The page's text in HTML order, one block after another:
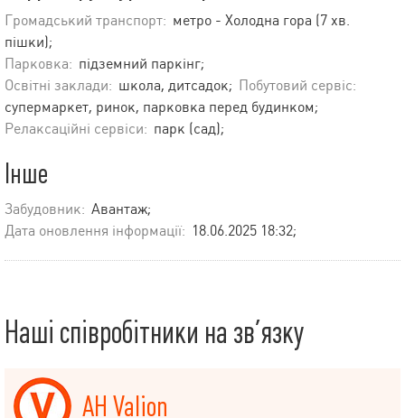
Громадський транспорт: метро - Холодна гора (7 хв.
пішки);
Парковка: підземний паркінг;
Освітні заклади: школа, дитсадок; Побутовий сервіс:
супермаркет, ринок, парковка перед будинком;
Релаксаційні сервіси: парк (сад);
Інше
Забудовник: Авантаж;
Дата оновлення інформації: 18.06.2025 18:32;
Наші співробітники на зв’язку
АН Valion